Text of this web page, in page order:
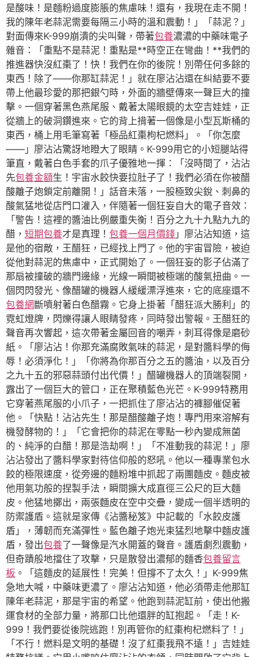
是酸味！是麵粉過度膨脹的焦慮味！還有，我現在走不開！
我的陳年老蒜泥需要每隔三小時的溫和震動！」「蒜泥？」
對面傳來K-999崩潰的尖叫聲，帶著包養濃濃的中藥味電子
雜音：「重點不是蒜泥！重點是**時空正在彎曲！**我們的
推進器快沒紅棗了！快！我們在你的後院！別帶任何多餘的
東西！除了——你那缸蒜泥！」就在廖沾沾還在糾結要不要
帶上他最珍愛的那把銀勺時，外面的牆壁傳來一聲巨大的撞
擊。一個穿著黑色燕尾服、戴著太陽眼鏡的太空吉娃娃，正
從牆上的破洞鑽進來。它的背上揹著一個像是小型瓦斯桶的
東西，桶上用毛筆寫著「極品紅棗枸杞燃料」。「你怎麼
——」廖沾沾驚訝地瞪大了眼睛。K-999用它的小短腿站得
筆直，戴著白色手套的爪子優雅地一揮：「沒時間了，沾沾
先包養金額生！宇宙水餃快要拉肚子了！我們必須在你被醋
酸離子炮鎖定前離開！」話音未落，一股極致尖銳、刺鼻的
酸氣猛地從店門口灌入，伴隨著一個狂妄自大的電子音效：
「警告！這裡的醬油比例嚴重失衡！百分之九十九點九九的
醋， 短期包養才是真理！ 包養一個月價錢 」廖沾沾知道，這
是他的宿敵，王醋狂，已經找上門了。他的宇宙冒險，被迫
從他對蒜泥的焦慮中，正式開始了。一個狂妄的影子佔滿了
那扇被撞破的牆門邊緣，光線一瞬間被極端的酸氣扭曲。一
個閃閃發光、像醋罐的機器人緩緩漂浮進來，它的底座還不
包養網斷噴射著白色醋霧。它身上掛著「醋狂派大勝利」的
霓虹燈牌，閃爍得讓人眼睛發疼，同時發出警報。王醋狂的
聲音再次響起，這次帶著金屬回音的嘲弄，刺耳得像是磨砂
紙。「廖沾沾！你那充滿腐敗氣味的蒜泥，是對醬料學的侮
辱！必須淨化！」「你將為你那百分之五的醬油，以及百分
之九十五的邪惡蒜頭付出代價！」醋罐機器人的頂端裂開，
露出了一個巨大的管口，正在聚積藍色光芒。K-999特務用
它穿著燕尾服的小爪子，一把抓住了廖沾沾的褲腳催促著
他。「快點！沾沾先生！那是醋酸離子炮！專門用來溶解有
機發酵物的！」「它會把你的蒜泥在零點一秒內變成無菌
的、純淨的白醋！那是浩劫啊！」「不准動我的蒜泥！」廖
沾沾發出了醬料學家對待信仰般的怒吼。他以一種專業包水
餃的極限速度，從旁邊的麵粉堆中抓起了兩團麵皮。麵皮被
他用氣功般的捏製手法，瞬間擴大成直徑三公尺的巨大麵
皮。他猛地擲出，兩張麵皮在空中交疊，變成一個半透明的
防禦護盾。這就是家傳《沾醬秘笈》中記載的「水餃皮護
盾」，薄韌而充滿彈性。藍色離子炮光束猛烈地擊中麵皮護
盾，發出包養了一聲像是汽水開蓋的聲音。護盾劇烈震動，
但奇蹟般地擋住了攻擊，只是散發出濃郁的麵香包養留言
板 。「這麵皮的延展性！完美！但撐不了太久！」K-999焦
急地大喊，中藥味更濃了。廖沾沾知道，他必須帶走他那缸
陳年老蒜泥，那是宇宙的希望。他跑到蒜泥缸前，使出他搬
運食材的全部力量，將那口比他還胖的缸抱起。「走！K-
999！我們要從後院逃跑！別再管你的紅棗枸杞燃料了！」
「不行！燃料是文明的基礎！沒了紅棗我飛不遠！」吉娃娃